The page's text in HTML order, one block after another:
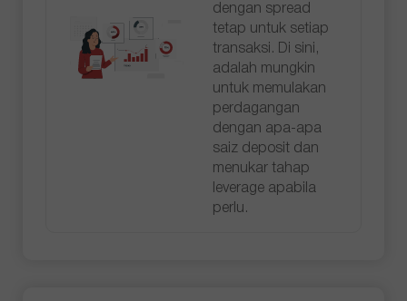
dengan spread
tetap untuk setiap
transaksi. Di sini,
adalah mungkin
untuk memulakan
perdagangan
dengan apa-apa
saiz deposit dan
menukar tahap
leverage apabila
perlu.